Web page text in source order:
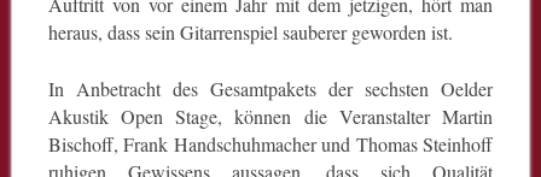
heraus, dass sein Gitarrenspiel sauberer geworden ist.
In Anbetracht des Gesamtpakets der sechsten Oelder
Akustik Open Stage, können die Veranstalter Martin
Bischoff, Frank Handschuhmacher und Thomas Steinhoff